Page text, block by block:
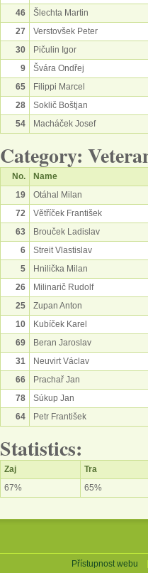
46
Šlechta Martin
27
Verstovšek Peter
30
Pičulin Igor
9
Švára Ondřej
65
Filippi Marcel
28
Soklič Boštjan
54
Macháček Josef
Category:
No.
Name
19
Otáhal Milan
72
Větříček František
63
Brouček Ladislav
6
Streit Vlastislav
5
Hnilička Milan
26
Milinarič Rudolf
25
Zupan Anton
10
Kubíček Karel
69
Beran Jaroslav
31
Neuvirt Václav
66
Prachař Jan
78
Súkup Jan
64
Petr František
Statistics:
Zaj
Tra
67%
65%
Přístupnost webu